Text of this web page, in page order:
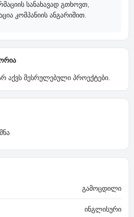
სანახავად გთხოვთ,
კომპანიის ანგარიშით.
აქვს შესრულებული პროექტები.
გამოცდილი
ინგლისური